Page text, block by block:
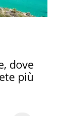
dove
più